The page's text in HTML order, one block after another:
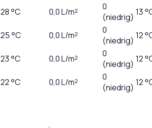
28°C 0,0L/m²
0
(niedrig) 13
25°C 0,0L/m²
0
(niedrig) 12
23°C 0,0L/m²
0
(niedrig) 12
22°C 0,0L/m²
0
(niedrig) 12